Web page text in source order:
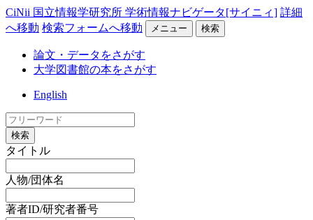
CiNii 国立情報学研究所 学術情報ナビゲータ[サイニィ] 詳細
へ移動 検索フォームへ移動 メニュー 検索
論文・データをさがす
大学図書館の本をさがす
English
検索
タイトル
人物/団体名
著者ID/研究者番号